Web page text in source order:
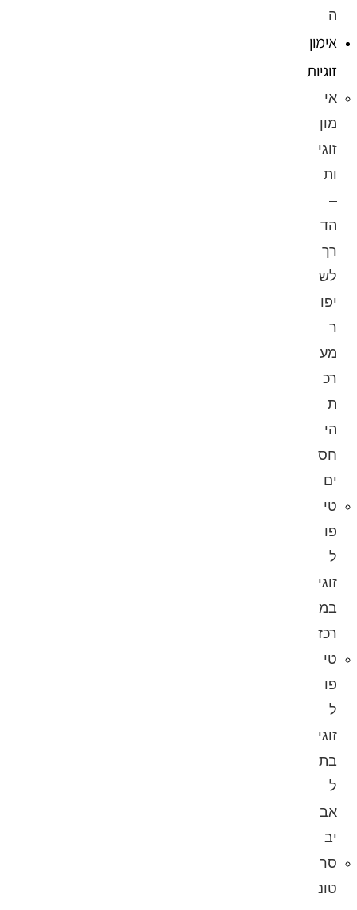
ה
אימון
זוגיות
אי
מון
זוגי
ות
–
הד
רך
לש
יפו
ר
מע
רכ
ת
הי
חס
ים
טי
פו
ל
זוגי
במ
רכז
טי
פו
ל
זוגי
בת
ל
אב
יב
סר
טונ